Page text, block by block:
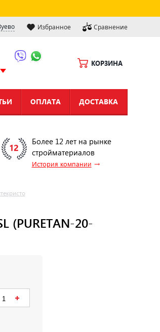
Избранное Сравнение
КОРЗИНА
ОПЛАТА ДОСТАВКА
Более 12 лет на рынке
стройматериалов
История компании →
20-